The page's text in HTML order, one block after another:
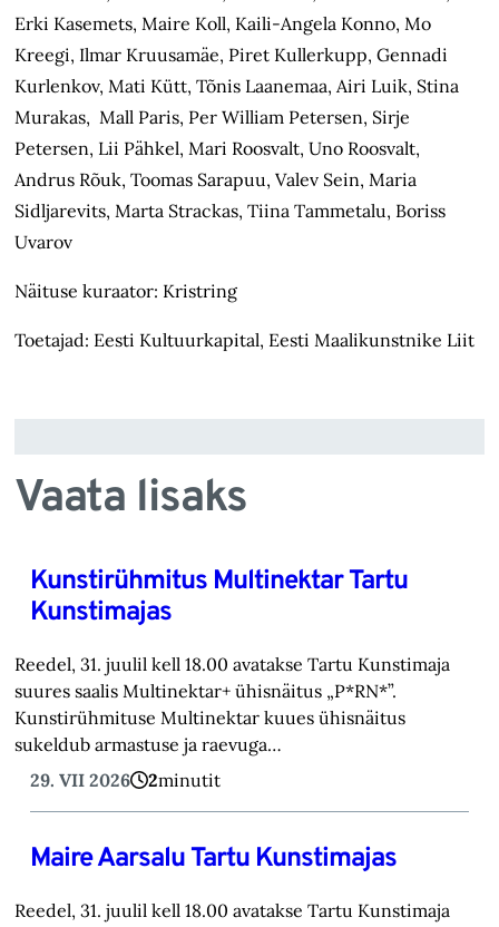
Erki Kasemets, Maire Koll, Kaili-Angela Konno, Mo
Kreegi, Ilmar Kruusamäe, Piret Kullerkupp, Gennadi
Kurlenkov, Mati Kütt, Tõnis Laanemaa, Airi Luik, Stina
Murakas, Mall Paris, Per William Petersen, Sirje
Petersen, Lii Pähkel, Mari Roosvalt, Uno Roosvalt,
Andrus Rõuk, Toomas Sarapuu, Valev Sein, Maria
Sidljarevits, Marta Strackas, Tiina Tammetalu, Boriss
Uvarov
Näituse kuraator: Kristring
Toetajad: Eesti Kultuurkapital, Eesti Maalikunstnike Liit
Vaata lisaks
Kunstirühmitus Multinektar Tartu
Kunstimajas
Reedel, 31. juulil kell 18.00 avatakse Tartu Kunstimaja
suures saalis Multinektar+ ühisnäitus „P*RN*”.
Kunstirühmituse Multinektar kuues ühisnäitus
sukeldub armastuse ja raevuga…
29. VII 2026
2minutit
Maire Aarsalu Tartu Kunstimajas
Reedel, 31. juulil kell 18.00 avatakse Tartu Kunstimaja